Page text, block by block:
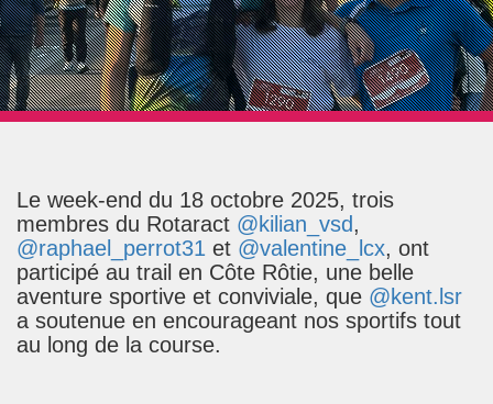
Le week-end du 18 octobre 2025, trois
membres du Rotaract @kilian_vsd,
@raphael_perrot31 et @valentine_lcx, ont
participé au trail en Côte Rôtie, une belle
aventure sportive et conviviale, que @kent.lsr
a soutenue en encourageant nos sportifs tout
au long de la course.